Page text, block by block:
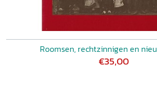
Roomsen, rechtzinnigen en
€35,00